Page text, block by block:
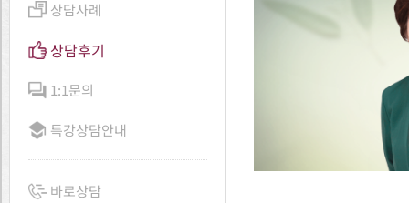
상담사례
상담후기
1:1문의
특강상담안내
바로상담